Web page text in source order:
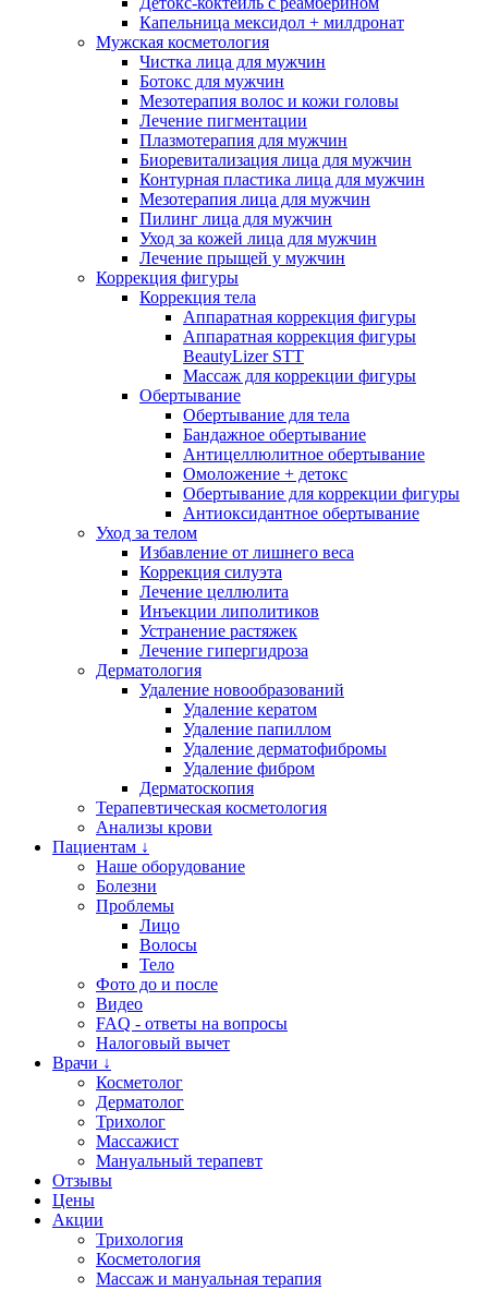
Капельница мексидол + милдронат
Мужская косметология
Чистка лица для мужчин
Ботокс для мужчин
Мезотерапия волос и кожи головы
Лечение пигментации
Плазмотерапия для мужчин
Биоревитализация лица для мужчин
Контурная пластика лица для мужчин
Мезотерапия лица для мужчин
Пилинг лица для мужчин
Уход за кожей лица для мужчин
Лечение прыщей у мужчин
Коррекция фигуры
Коррекция тела
Аппаратная коррекция фигуры
Аппаратная коррекция фигуры
BeautyLizer STT
Массаж для коррекции фигуры
Обертывание
Обертывание для тела
Бандажное обертывание
Антицеллюлитное обертывание
Омоложение + детокс
Обертывание для коррекции фигуры
Антиоксидантное обертывание
Уход за телом
Избавление от лишнего веса
Коррекция силуэта
Лечение целлюлита
Инъекции липолитиков
Устранение растяжек
Лечение гипергидроза
Дерматология
Удаление новообразований
Удаление кератом
Удаление папиллом
Удаление дерматофибромы
Удаление фибром
Дерматоскопия
Терапевтическая косметология
Анализы крови
Пациентам ↓
Наше оборудование
Болезни
Проблемы
Лицо
Волосы
Тело
Фото до и после
Видео
FAQ - ответы на вопросы
Налоговый вычет
Врачи ↓
Косметолог
Дерматолог
Трихолог
Массажист
Мануальный терапевт
Отзывы
Цены
Акции
Трихология
Косметология
Массаж и мануальная терапия